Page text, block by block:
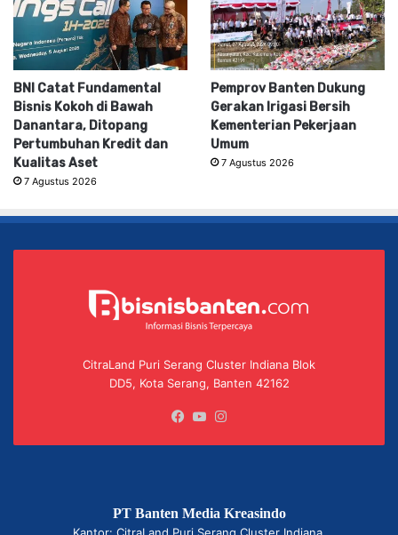
BNI Catat Fundamental
Bisnis Kokoh di Bawah
Danantara, Ditopang
Pertumbuhan Kredit dan
Kualitas Aset
7 Agustus 2026
Pemprov Banten Dukung
Gerakan Irigasi Bersih
Kementerian Pekerjaan
Umum
7 Agustus 2026
CitraLand Puri Serang Cluster Indiana Blok
DD5, Kota Serang, Banten 42162
Facebook
YouTube
PT Banten Media Kreasindo